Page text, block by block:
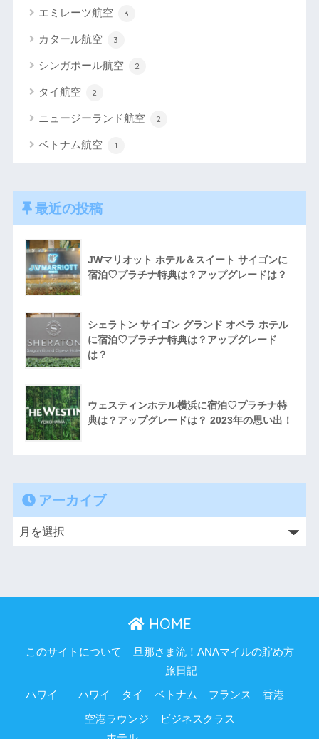
エミレーツ航空 3
カタール航空 3
シンガポール航空 2
タイ航空 2
ニュージーランド航空 2
ベトナム航空 1
最近の投稿
JWマリオット ホテル＆スイート サイゴンに
宿泊♡プラチナ特典は？アップグレードは？
シェラトン サイゴン グランド オペラ ホテル
に宿泊♡プラチナ特典は？アップグレード
は？
ウェスティンホテル横浜に宿泊♡プラチナ特
典は？アップグレードは？ 2023年の思い出！
アーカイブ
HOME
このサイトについて 旦那さま流！ANAマイルの貯め方
ハワイ
旅日記
ハワイ タイ ベトナム フランス 香港
空港ラウンジ
ビジネスクラス